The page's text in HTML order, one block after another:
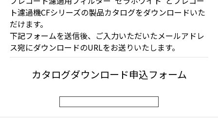
ト濾過機CFシリーズの製品カタログをダウンロードいた
だけます。
下記フォームを送信後、ご入力いただいたメールアドレ
ス宛にダウンロードのURLをお送りいたします。
カタログダウンロード申込フォーム